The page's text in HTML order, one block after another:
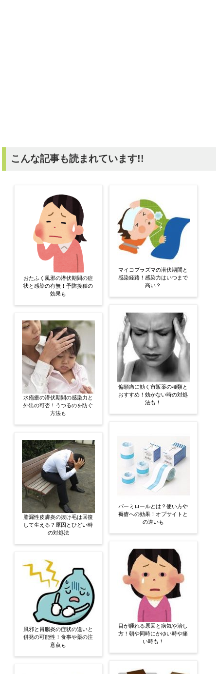
こんな記事も読まれています!!
おたふく風邪の潜伏期間の症
状と感染の有無！予防接種の
効果も
水疱瘡の潜伏期間の感染力と
外出の可否！うつるのを防ぐ
方法も
脂漏性皮膚炎の抜け毛は回復
して生える？原因とひどい時
の対処法
風邪と胃腸炎の症状の違いと
併発の可能性！食事や薬の注
意点も
マイコプラズマの潜伏期間と
感染経路！感染力はいつまで
高い？
偏頭痛に効く市販薬の種類と
おすすめ！効かない時の対処
法も！
パーミロールとは？使い方や
褥瘡への効果！オプサイトと
の違いも
目が腫れる原因と病気や治し
方！朝や同時にかゆい時や痛
い時も！